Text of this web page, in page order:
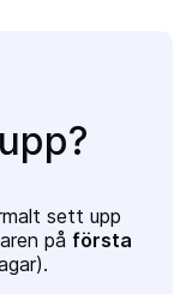
sett upp
på första